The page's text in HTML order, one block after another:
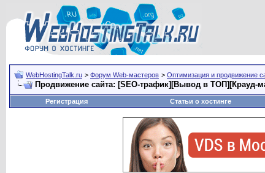
WebHostingTalk.ru > Форум Web-мастеров > Оптимизация и продвижение
Продвижение сайта: [SEO-трафик][Вывод в ТОП][Крауд-
Регистрация
Статьи о хостинге